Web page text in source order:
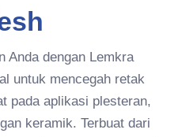
Anda dengan Lemkra
untuk mencegah retak
pada aplikasi plesteran,
keramik. Terbuat dari